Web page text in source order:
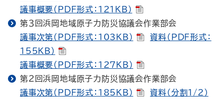
議事概要（PDF形式：121KB）
第３回浜岡地域原子力防災協議会作業部会
議事次第（PDF形式：103KB）
資料（PDF形式：
155KB）
議事概要（PDF形式：127KB）
第２回浜岡地域原子力防災協議会作業部会
議事次第（PDF形式：185KB）
資料（分割1/2）